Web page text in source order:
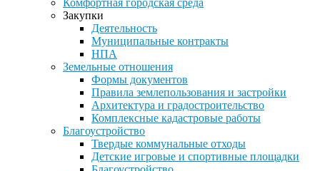
Комфортная городская среда
Закупки
Деятельность
Муниципальные контракты
НПА
Земельные отношения
Формы документов
Правила землепользования и застройки
Архитектура и градостроительство
Комплексные кадастровые работы
Благоустройство
Твердые коммунальные отходы
Детские игровые и спортивные площадки